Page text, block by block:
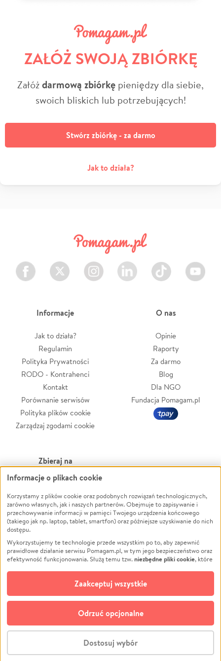
ZAŁÓŻ SWOJĄ ZBIÓRKĘ
Załóżdarmową zbiórkę pieniędzy dla siebie,
swoich bliskich lub potrzebujących!
Stwórz zbiórkę - za darmo
Jak to działa?
Stwórz zbiórkę - za darmo
Facebook Twitter Instagram LinkedIn TikTok Youtube
Informacje
Jak to działa?
Regulamin
Polityka Prywatności
RODO - Kontrahenci
Kontakt
Porównanie serwisów
Polityka plików cookie
Zarządzaj zgodami cookie
O nas
Opinie
Raporty
Za darmo
Blog
Dla NGO
Fundacja Pomagam.pl
Zbieraj na
Leczenie
Zwierzęta
Pożar
Ukraina
Pomoc Finansowa
Projekty
Pogrzeb
Społeczność lokalna
Kultura
Powódź
Wichura
NGO
Edukacja
Podróż
Impreza
Ochrona środowiska
Biznes
© CROWDING SP. Z O.O.
Informacje o plikach cookie
Korzystamy z plików cookie oraz podobnych rozwiązań technologicznych,
zarówno własnych, jak i naszych partnerów. Obejmuje to zapisywanie i
przechowywanie informacji w pamięci Twojego urządzenia końcowego
(takiego jak np. laptop, tablet, smartfon) oraz późniejsze uzyskiwanie do nich
dostępu.
Wykorzystujemy te technologie przede wszystkim po to, aby zapewnić
prawidłowe działanie serwisu Pomagam.pl, w tym jego bezpieczeństwo oraz
efektywność funkcjonowania. Służą temu tzw.niezbędne pliki cookie, które
opcjonalnych plików cookie
technologii do celów analitycznych i retargetingowych. Możesz wyrazić
zgodę na ich stosowanie lub jej odmówić. W dowolnym momencie masz
możliwość zmiany swoich preferencji na stronie „Zarządzaj zgodami cookie”,
do której link znajdziesz w stopce serwisu Pomagam.pl. Opcjonalne pliki
cookie wykorzystywane są w następujących celach:
działanie serwisu Pomagam.pl. Dzięki nim możemy zrozumieć, jak
użytkownicy korzystają z naszego serwisu – skąd trafiają do serwisu, jak
Dostosuj wybór
Odrzuć opcjonalne
Zaakceptuj wszystkie